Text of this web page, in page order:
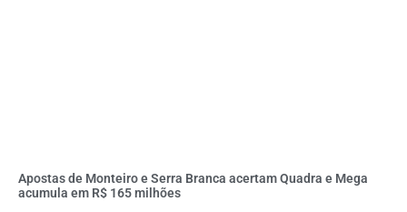
Apostas de Monteiro e Serra Branca acertam Quadra e Mega
acumula em R$ 165 milhões